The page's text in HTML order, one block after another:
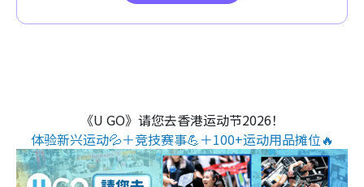
《U GO》请您去香港运动节2026！
体验新兴运动💦＋竞技赛事💪＋100+运动用品摊位🔥